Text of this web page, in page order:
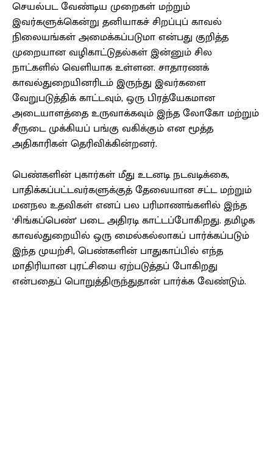
செயல்பட வேண்டிய முறைகள் மற்றும்
இவர்களுக்கென்று தனியாகச் சிறப்புப் காவல்
நிலையங்கள் அமைக்கப்படுமா என்பது குறித்த
முறையான வழிகாட்டுதல்கள் இன்னும் சில
நாட்களில் வெளியாக உள்ளன. சாதாரணக்
காவல்துறையினரிடம் இருந்து இவர்களை
வேறுபடுத்திக் காட்டவும், ஒரு பிரத்யேகமான
அடையாளத்தை உருவாக்கவும் இந்த லோகோ மற்றும்
சீருடை முக்கியப் பங்கு வகிக்கும் என மூத்த
அதிகாரிகள் தெரிவிக்கின்றனர்.
பெண்களின் புகார்கள் மீது உடனடி நடவடிக்கை,
பாதிக்கப்பட்டவர்களுக்குத் தேவையான சட்ட மற்றும்
மனநல உதவிகள் எனப் பல பரிமாணங்களில் இந்த
‘சிங்கப்பெண்’ படை அதிரடி காட்டப்போகிறது. தமிழக
காவல்துறையில் ஒரு மைல்கல்லாகப் பார்க்கப்படும்
இந்த முயற்சி, பெண்களின் பாதுகாப்பில் எந்த
மாதிரியான புரட்சியை ஏற்படுத்தப் போகிறது
என்பதைப் பொறுத்திருந்துதான் பார்க்க வேண்டும்.